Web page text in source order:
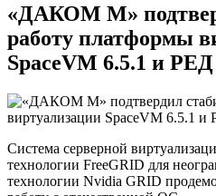
«ДАКОМ М»
работу платформы
SpaceVM 6.5.1 и
Система серверной
технологии FreeGRID для
технологии Nvidia GRID